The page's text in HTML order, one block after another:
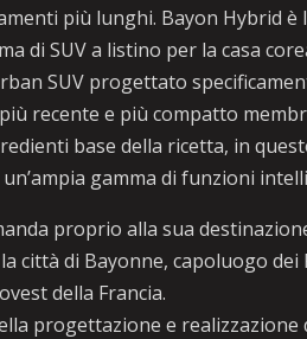
più lunghi. Bayon Hybrid
di SUV a listino per la casa
SUV progettato
recente e più compatto
base della ricetta, in
gamma di funzioni
proprio alla sua
città di Bayonne, capoluogo
della Francia.
progettazione e